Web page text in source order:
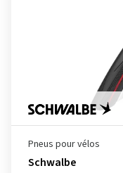
Pneus pour vélos
Schwalbe